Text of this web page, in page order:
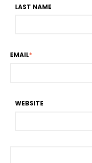
LAST NAME
EMAIL*
WEBSITE